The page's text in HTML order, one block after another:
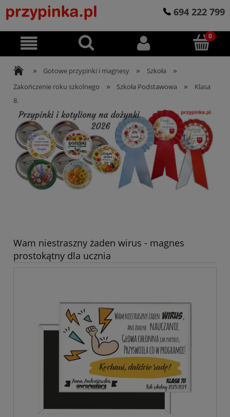
694 222 799
» Gotowe przypinki i magnesy » Szkoła »
Zakończenie roku szkolnego » Szkoła Podstawowa »
Klasa
8.
Wam niestraszny żaden wirus - magnes
prostokątny dla ucznia